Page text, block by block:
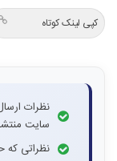
کپی لینک کوتاه
نظرات
سایت
نظراتی که